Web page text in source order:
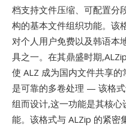
档支持文件压缩、可配置分
构的基本文件组织功能。该
对个人用户免费以及韩语本
具之一。在其鼎盛时期
使 ALZ 成为国内文件共享
是可靠的多卷处理 — 该格
组而设计,这一功能是其核
能。该格式与 ALZip 的紧密